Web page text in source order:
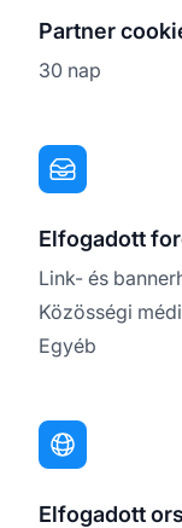
Partner
30 nap
Elfogadott
Link- és
Közösségi
Egyéb
Elfogadott